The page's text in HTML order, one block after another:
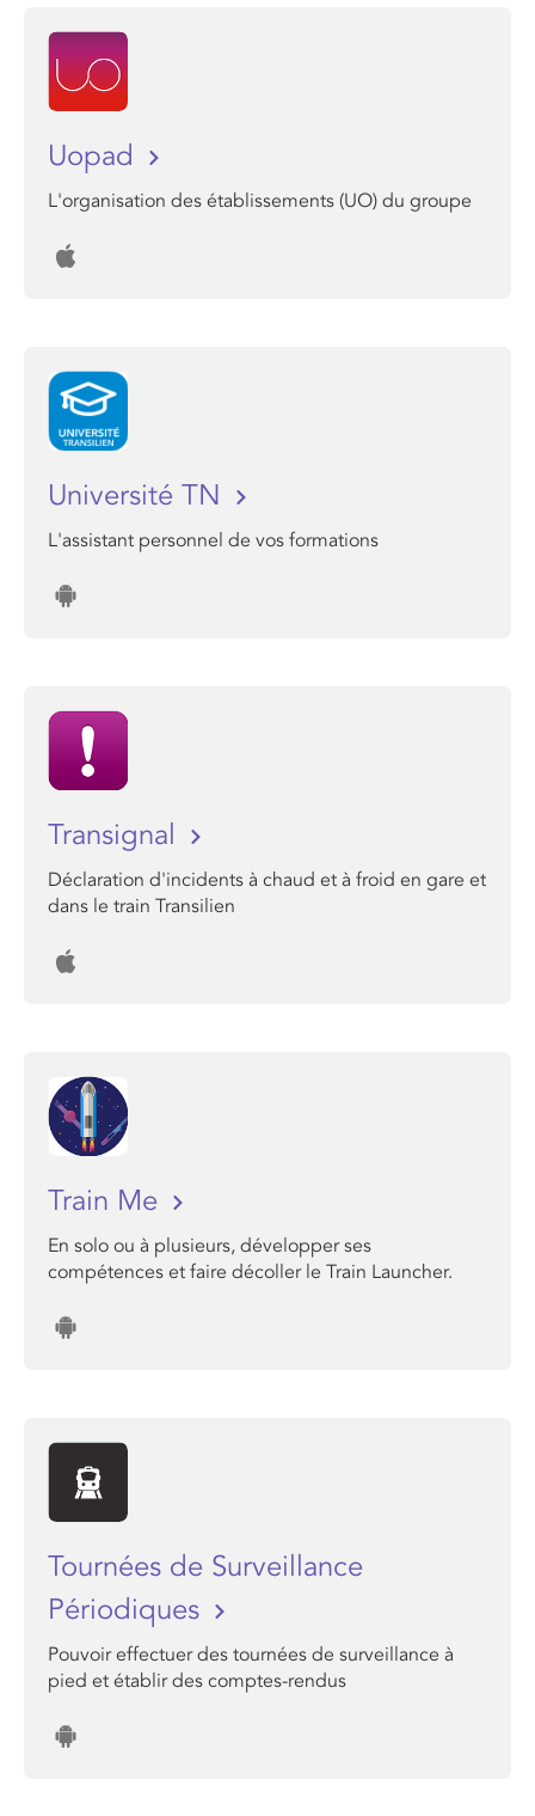
Uopad
L'organisation des établissements (UO) du groupe
Université TN
L'assistant personnel de vos formations
Transignal
Déclaration d'incidents à chaud et à froid en gare et
dans le train Transilien
Train Me
En solo ou à plusieurs, développer ses
compétences et faire décoller le Train Launcher.
Tournées de Surveillance
Périodiques
Pouvoir effectuer des tournées de surveillance à
pied et établir des comptes-rendus